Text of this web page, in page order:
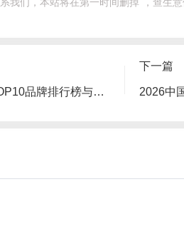
2026火锅加盟投资指南：TOP10品牌排行榜与避坑策略深度解析
下一篇